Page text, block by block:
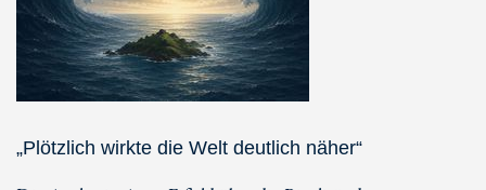
„Plötzlich wirkte die Welt deutlich näher“